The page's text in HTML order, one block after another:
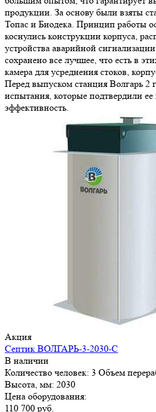
продукции. За основу были взяты
Топас и Биодека. Принцип работы
коснулись конструкции корпуса,
устройства аварийной
сохранено все лучшее, что есть в
камера для усреднения стоков,
Перед выпуском станция Волгарь 2
испытания, которые подтвердили
эффективность.
Акция
Септик ВОЛГАРЬ-3-2030-С
В наличии
Количество человек: 3 Объем
Высота, мм: 2030
Цена оборудования:
110 700 руб.